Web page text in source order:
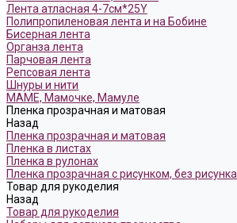
Лента атласная 4-7см*25Y
Полипропиленовая лента и на Бобине
Бисерная лента
Органза лента
Парчовая лента
Репсовая лента
Шнуры и нити
МАМЕ, Мамочке, Мамуле
Пленка прозрачная и матовая
Назад
Пленка прозрачная и матовая
Пленка в листах
Пленка в рулонах
Пленка прозрачная с рисунком, без рисунка
Товар для рукоделия
Назад
Товар для рукоделия